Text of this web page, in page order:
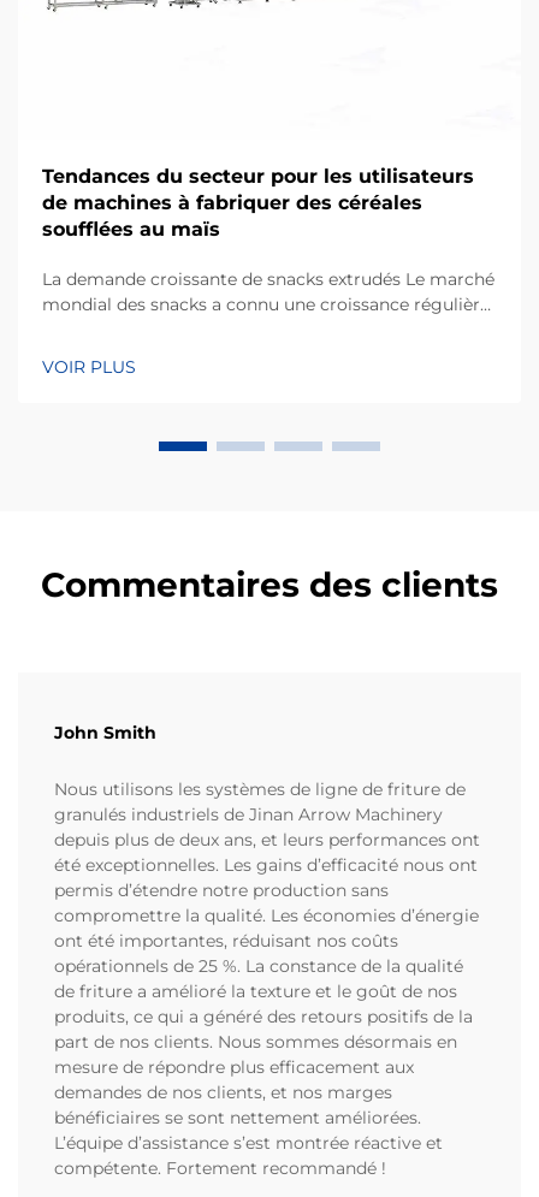
Tendances du secteur pour les utilisateurs
de machines à fabriquer des céréales
soufflées au maïs
La demande croissante de snacks extrudés Le marché
mondial des snacks a connu une croissance régulière
les plus populaires auprès des consommateurs de
VOIR PLUS
Commentaires des clients
John Smith
Nous utilisons les systèmes de ligne de friture de
granulés industriels de Jinan Arrow Machinery
depuis plus de deux ans, et leurs performances ont
été exceptionnelles. Les gains d’efficacité nous ont
permis d’étendre notre production sans
compromettre la qualité. Les économies d’énergie
ont été importantes, réduisant nos coûts
opérationnels de 25 %. La constance de la qualité
de friture a amélioré la texture et le goût de nos
produits, ce qui a généré des retours positifs de la
part de nos clients. Nous sommes désormais en
mesure de répondre plus efficacement aux
demandes de nos clients, et nos marges
bénéficiaires se sont nettement améliorées.
L’équipe d’assistance s’est montrée réactive et
compétente. Fortement recommandé !